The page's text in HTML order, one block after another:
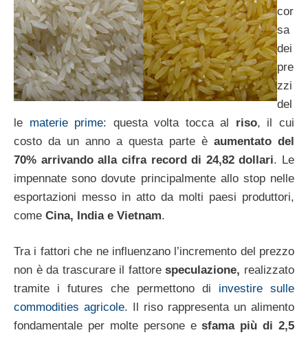
cor
sa
dei
pre
zzi
del
le materie prime: questa volta tocca al riso, il cui
costo da un anno a questa parte è aumentato del
70% arrivando alla cifra record di 24,82 dollari. Le
impennate sono dovute principalmente allo stop nelle
esportazioni messo in atto da molti paesi produttori,
come Cina, India e Vietnam.
Tra i fattori che ne influenzano l’incremento del prezzo
non è da trascurare il fattorespeculazione, realizzato
tramite i futures che permettono di investire sulle
commodities agricole. Il riso rappresenta un alimento
fondamentale per molte persone esfama più di 2,5